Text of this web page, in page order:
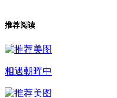
推荐阅读
相遇朝晖中